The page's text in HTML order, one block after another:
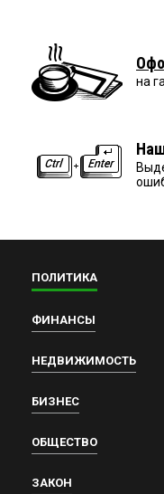
на
ПОЛИТИКА
ФИНАНСЫ
НЕДВИЖИМОСТЬ
БИЗНЕС
ОБЩЕСТВО
ЗАКОН